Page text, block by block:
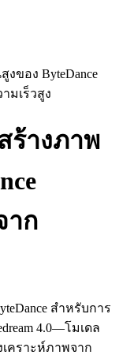
งของ ByteDance
มเร็วสูง
ร้างภาพ
าก
สำหรับการ
4.0—โมเดล
คราะห์ภาพจาก